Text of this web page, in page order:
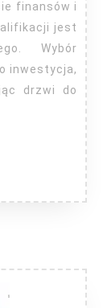
jest
Wybór
inwestycja,
drzwi do